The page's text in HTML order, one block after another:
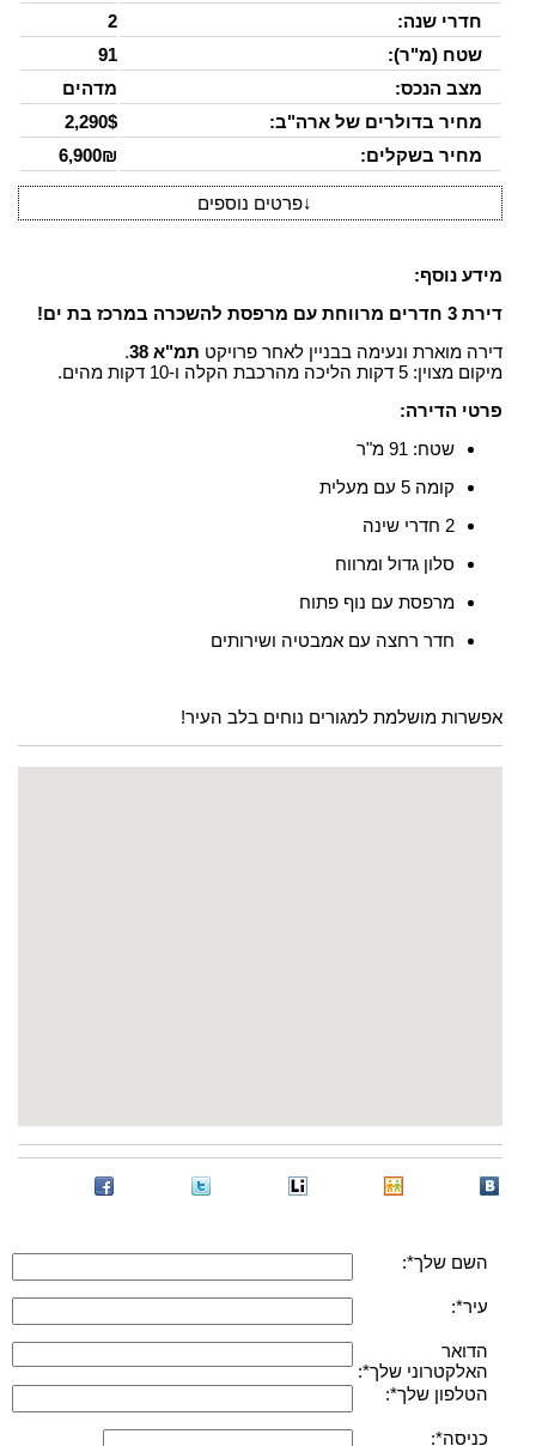
חדרי שנה:
2
שטח (מ"ר):
91
מצב הנכס:
מדהים
מחיר בדולרים של ארה"ב:
2,290$
מחיר בשקלים:
6,900₪
↓פרטים נוספים
מידע נוסף:
דירת 3 חדרים מרווחת עם מרפסת להשכרה במרכז בת ים!
דירה מוארת ונעימה בבניין לאחר פרויקט תמ"א 38
.
מיקום מצוין: 5 דקות הליכה מהרכבת הקלה ו-10 דקות מהים.
פרטי הדירה:
שטח: 91 מ"ר
קומה 5 עם מעלית
2 חדרי שינה
סלון גדול ומרווח
מרפסת עם נוף פתוח
חדר רחצה עם אמבטיה ושירותים
אפשרות מושלמת למגורים נוחים בלב העיר!
השם שלך*:
עיר*:
הדואר
האלקטרוני שלך*:
הטלפון שלך*:
כניסה*: